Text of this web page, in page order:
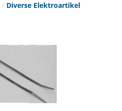
/ Diverse Elektroartikel